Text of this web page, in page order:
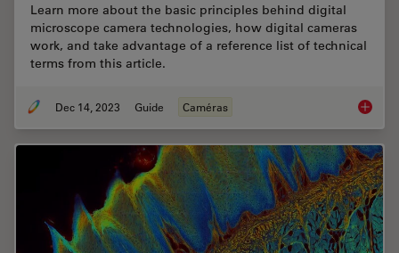
Learn more about the basic principles behind digital
microscope camera technologies, how digital cameras
work, and take advantage of a reference list of technical
terms from this article.
Dec 14, 2023 Guide Caméras